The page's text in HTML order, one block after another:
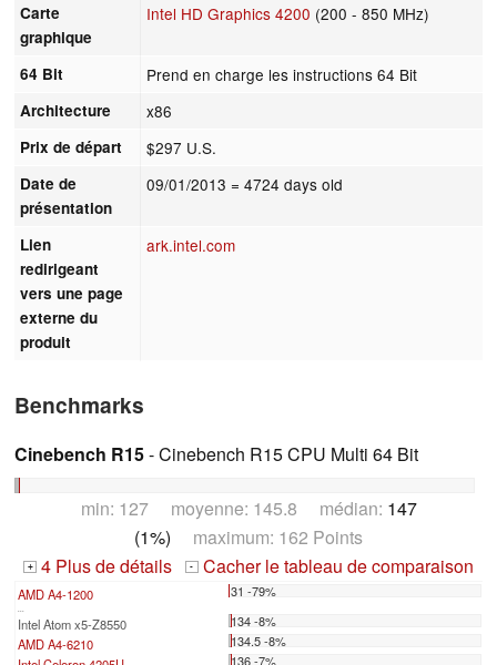
Carte
graphique
Intel HD Graphics 4200 (200 - 850 MHz)
64 Bit Prend en charge les instructions 64 Bit
Architecture x86
Prix de départ $297 U.S.
Date de
présentation
09/01/2013 = 4724 days old
Lien
redirigeant
vers une page
externe du
produit
ark.intel.com
Benchmarks
Cinebench R15- Cinebench R15 CPU Multi 64 Bit
min: 127 moyenne: 145.8 médian: 147
(1%) maximum: 162 Points
+ 4 Plus de détails - Cacher le tableau de comparaison
AMD A4-1200 31 -79%
Intel Atom x5-Z8550
134 -8%
AMD A4-6210
134.5 -8%
136 -7%